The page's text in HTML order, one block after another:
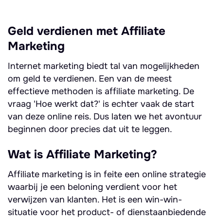
Geld verdienen met Affiliate
Marketing
Internet marketing biedt tal van mogelijkheden
om geld te verdienen. Een van de meest
effectieve methoden is affiliate marketing. De
vraag 'Hoe werkt dat?' is echter vaak de start
van deze online reis. Dus laten we het avontuur
beginnen door precies dat uit te leggen.
Wat is Affiliate Marketing?
Affiliate marketing is in feite een online strategie
waarbij je een beloning verdient voor het
verwijzen van klanten. Het is een win-win-
situatie voor het product- of dienstaanbiedende